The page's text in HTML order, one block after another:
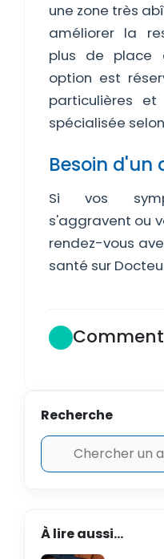
une zone très
améliorer la
plus de place
option est
particulières
spécialisée
Besoin d'un
Si vos
s'aggravent ou
rendez-vous
santé sur
Recherche
À lire aussi...